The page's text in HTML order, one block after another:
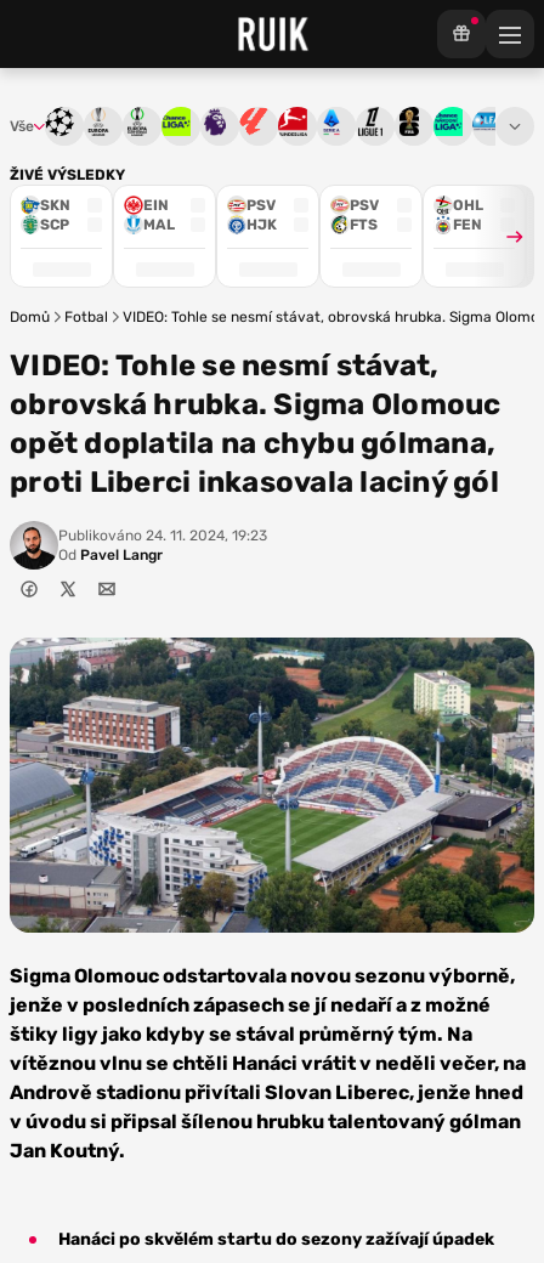
ŽIVÉ VÝSLEDKY
SKN
SCP
EIN
MAL
PSV
HJK
PSV
FTS
OHL
FEN
Vše Liga mistrůEvropská liga
Konferenční liga
Chance ligaPremier League
La LigaBundesliga
Serie ALigue 1Mistrovství světa
Chance3. ČFL
Domů Fotbal VIDEO: Tohle se nesmí stávat, obrovská hrubka. Sigma
VIDEO: Tohle se nesmí stávat,
obrovská hrubka. Sigma Olomouc
opět doplatila na chybu gólmana,
proti Liberci inkasovala laciný gól
Publikováno 24. 11. 2024, 19:23
Od Pavel Langr
Sigma
Olomouc
Sigma Olomouc odstartovala novou sezonu výborně,
jenže v posledních zápasech se jí nedaří a z možné
štiky ligy jako kdyby se stával průměrný tým. Na
vítěznou vlnu se chtěli Hanáci vrátit v neděli večer, na
Andrově stadionu přivítali Slovan Liberec, jenže hned
v úvodu si připsal šílenou hrubku talentovaný gólman
Jan Koutný.
Hanáci po skvělém startu do sezony zažívají úpadek